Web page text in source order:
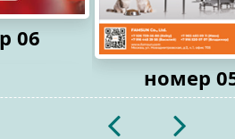
06
номер
2026